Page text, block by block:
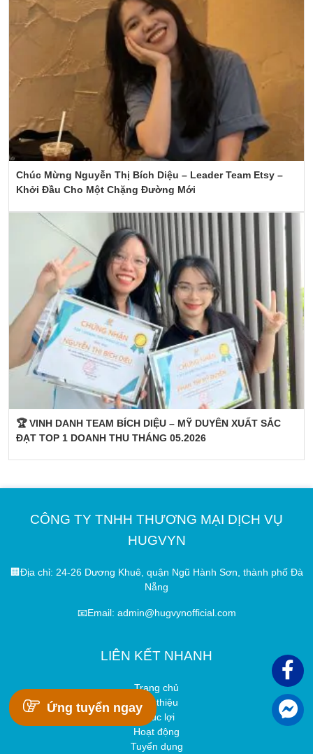
Chúc Mừng Nguyễn Thị Bích Diệu – Leader Team Etsy –
Khởi Đầu Cho Một Chặng Đường Mới
🏆 VINH DANH TEAM BÍCH DIỆU – MỸ DUYÊN XUẤT SẮC
ĐẠT TOP 1 DOANH THU THÁNG 05.2026
CÔNG TY TNHH THƯƠNG MẠI DỊCH VỤ
HUGVYN
🏢Địa chỉ: 24-26 Dương Khuê, quận Ngũ Hành Sơn, thành phố Đà
Nẵng
📧Email: admin@hugvynofficial.com
LIÊN KẾT NHANH
Trang chủ
Giới thiệu
Phúc lợi
Hoạt động
Tuyển dụng
Ứng tuyển ngay